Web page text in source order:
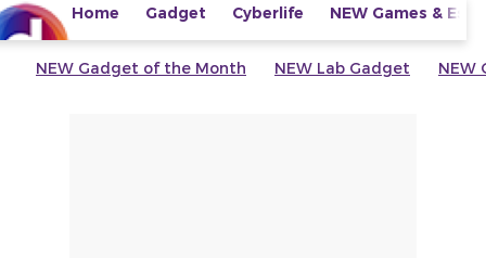
Home Gadget Cyberlife NEW Games &
NEW Gadget of the Month NEW Lab Gadget NEW